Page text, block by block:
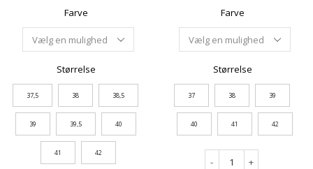
Farve
Størrelse
37,5 38 38,5
39 39,5 40
41 42
Farve
Størrelse
37 38 39
40 41 42
- +